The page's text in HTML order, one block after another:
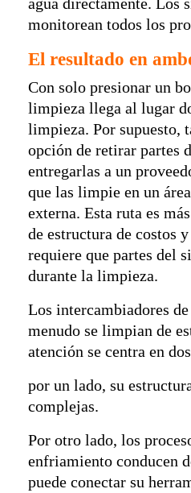
monitorean todos los
El resultado en
Con solo presionar un
limpieza llega al lugar
limpieza. Por supuesto,
opción de retirar partes
entregarlas a un
que las limpie en un
externa. Esta ruta es
de estructura de costos
requiere que partes del
durante la limpieza.
Los intercambiadores
menudo se limpian de
atención se centra en
por un lado, su
complejas.
Por otro lado, los
enfriamiento conducen
puede conectar su